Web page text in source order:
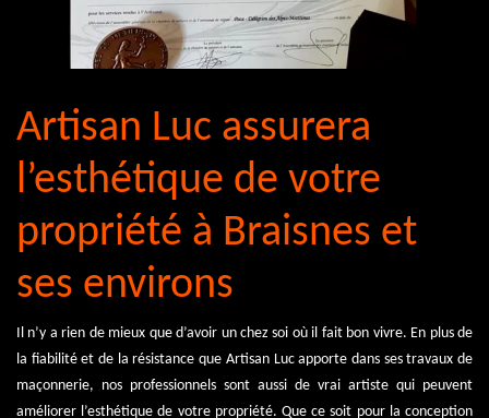
Artisan Luc assurera
l’esthétique de votre
propriété à Braisnes et
ses environs
Il n’y a rien de mieux que d’avoir un chez soi où il fait bon vivre. En plus de
la fiabilité et de la résistance que Artisan Luc apporte dans ses travaux de
maçonnerie, nos professionnels sont aussi de vrai artiste qui peuvent
améliorer l’esthétique de votre propriété. Que ce soit pour la conception